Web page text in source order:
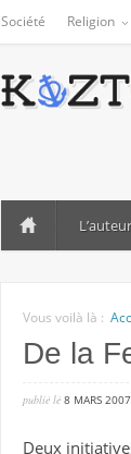
Société Religion
L’auteur
Vous voilà là :
De la
publié lé 8 MARS 2007
Deux